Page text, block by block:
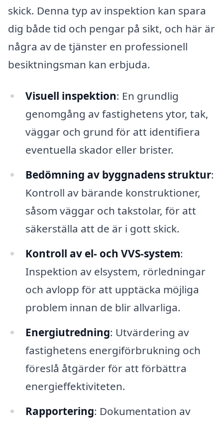
skick. Denna typ av inspektion kan spara
dig både tid och pengar på sikt, och här är
några av de tjänster en professionell
besiktningsman kan erbjuda.
Visuell inspektion: En grundlig
genomgång av fastighetens ytor, tak,
väggar och grund för att identifiera
eventuella skador eller brister.
Bedömning av byggnadens struktur:
Kontroll av bärande konstruktioner,
såsom väggar och takstolar, för att
säkerställa att de är i gott skick.
Kontroll av el- och VVS-system:
Inspektion av elsystem, rörledningar
och avlopp för att upptäcka möjliga
problem innan de blir allvarliga.
Energiutredning: Utvärdering av
fastighetens energiförbrukning och
föreslå åtgärder för att förbättra
energieffektiviteten.
Rapportering: Dokumentation av